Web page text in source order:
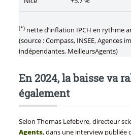
(*)nette d’inflation IPCH en rythme
(source : Compass, INSEE, Agences
indépendantes, MeilleursAgents)
En 2024, la baisse va
également
Selon Thomas Lefebvre, directeur
Agents, dans une interview publiée